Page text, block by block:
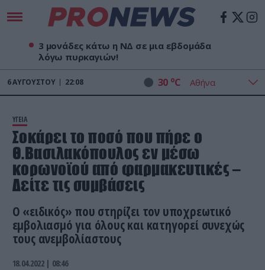
3 μονάδες κάτω η ΝΔ σε μια εβδομάδα
λόγω πυρκαγιών!
6ΑΥΓΟΎΣΤΟΥ 22:08 30 oC
ΥΓΕΙΑ
Σοκάρει το ποσό που πήρε ο
Θ.Βασιλακόπουλος εν μέσω
κορωνοϊού από φαρμακευτικές –
Δείτε τις συμβάσεις
Ο «ειδικός» που στηρίζει τον υποχρεωτικό
εμβολιασμό για όλους και κατηγορεί συνεχώς
τους ανεμβολίαστους
18.04.2022 | 08:46